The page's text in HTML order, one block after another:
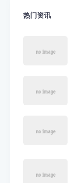
热门资讯